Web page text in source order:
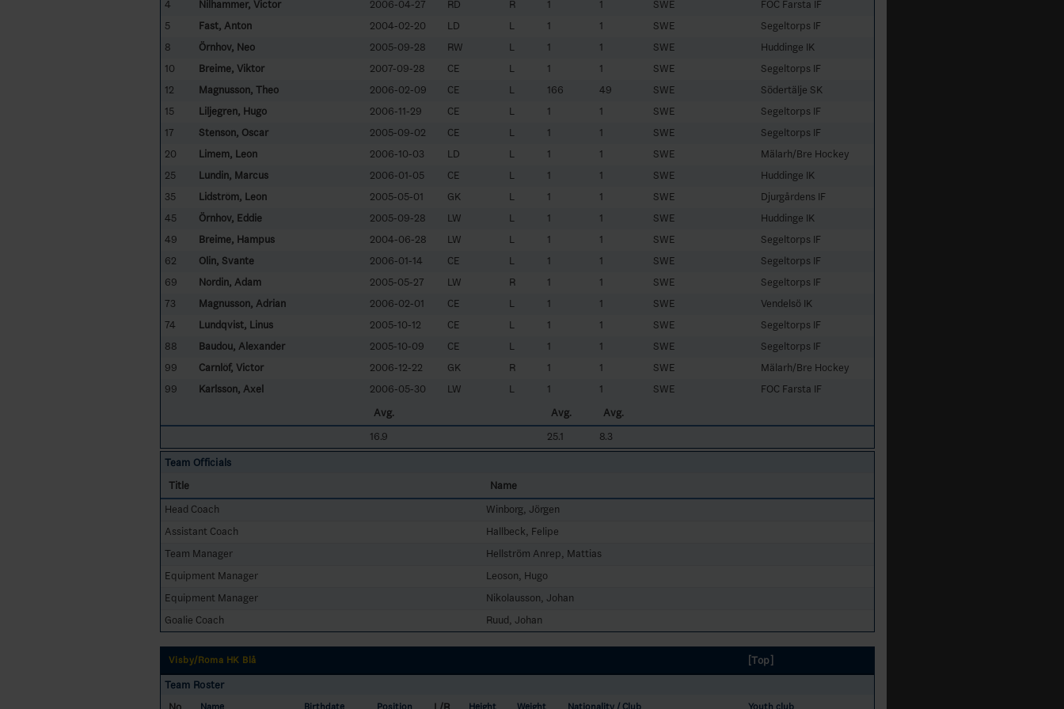
4
Nilhammer, Victor 2006-04-27 RD R 1 1 SWE
FOC Farsta IF
5
Fast, Anton 2004-02-20 LD L 1 1 SWE
Segeltorps IF
8
Örnhov, Neo 2005-09-28 RW L 1 1 SWE
Huddinge IK
10
Breime, Viktor 2007-09-28 CE L 1 1 SWE
Segeltorps IF
12
Magnusson, Theo 2006-02-09 CE L 166 49 SWE
Södertälje SK
15
Liljegren, Hugo 2006-11-29 CE L 1 1 SWE
Segeltorps IF
17
Stenson, Oscar 2005-09-02 CE L 1 1 SWE
Segeltorps IF
20
Limem, Leon 2006-10-03 LD L 1 1 SWE
Mälarh/Bre Hockey
25
Lundin, Marcus 2006-01-05 CE L 1 1 SWE
Huddinge IK
35
Lidström, Leon 2005-05-01 GK L 1 1 SWE
Djurgårdens IF
45
Örnhov, Eddie 2005-09-28 LW L 1 1 SWE
Huddinge IK
49
Breime, Hampus 2004-06-28 LW L 1 1 SWE
Segeltorps IF
62
Olin, Svante 2006-01-14 CE L 1 1 SWE
Segeltorps IF
69
Nordin, Adam 2005-05-27 LW R 1 1 SWE
Segeltorps IF
73
Magnusson, Adrian 2006-02-01 CE L 1 1 SWE
Vendelsö IK
74
Lundqvist, Linus 2005-10-12 CE L 1 1 SWE
Segeltorps IF
88
Baudou, Alexander 2005-10-09 CE L 1 1 SWE
Segeltorps IF
99
Carnlöf, Victor 2006-12-22 GK R 1 1 SWE
Mälarh/Bre Hockey
99
Karlsson, Axel 2006-05-30 LW L 1 1 SWE
FOC Farsta IF
Avg.
Avg.
Avg.
16.9
25.1 8.3
Team Officials
Title
Name
Head Coach
Winborg, Jörgen
Assistant Coach
Hallbeck, Felipe
Team Manager
Hellström Anrep, Mattias
Equipment Manager
Leoson, Hugo
Equipment Manager
Nikolausson, Johan
Goalie Coach
Ruud, Johan
Visby/Roma HK Blå
[Top]
Team Roster
Name Birthdate Position Height Weight Nationality / Club Youth club